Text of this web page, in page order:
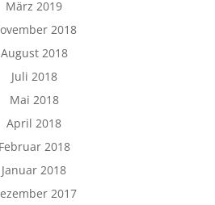
März 2019
2018
August 2018
Juli 2018
Mai 2018
April 2018
Februar 2018
Januar 2018
2017